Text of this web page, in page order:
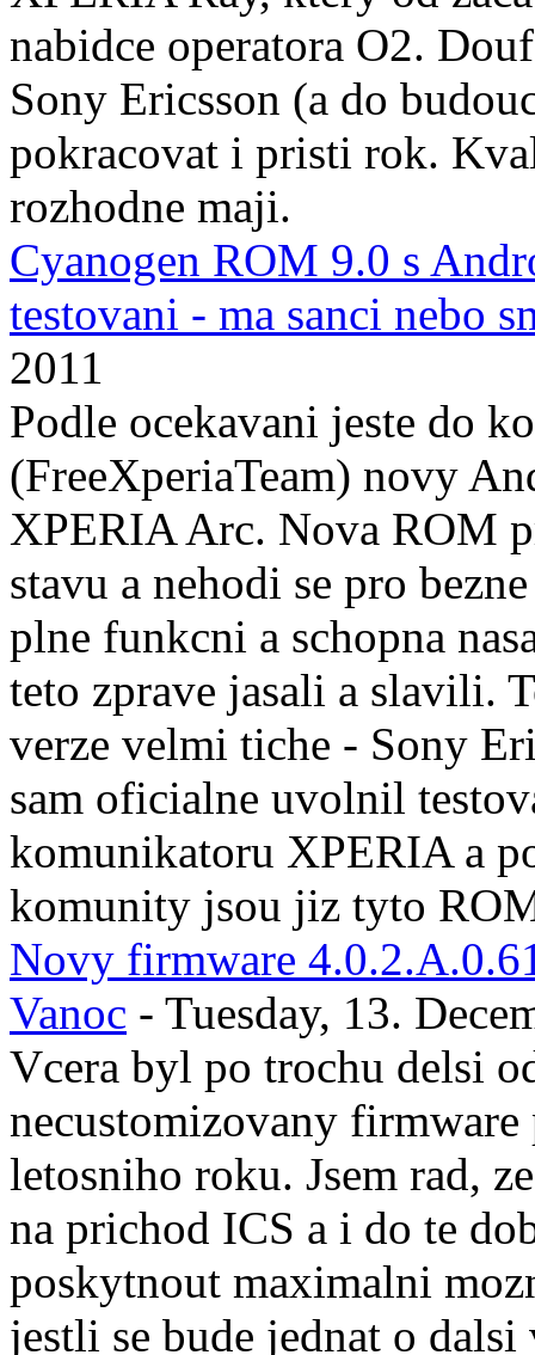
nabidce operatora O2.
Sony Ericsson (a do
pokracovat i pristi rok.
rozhodne maji.
Cyanogen ROM 9.0 s
testovani - ma sanci nebo
2011
Podle ocekavani jeste do
(FreeXperiaTeam) novy
XPERIA Arc. Nova ROM
stavu a nehodi se pro
plne funkcni a schopna
teto zprave jasali a slavili.
verze velmi tiche - Sony
sam oficialne uvolnil
komunikatoru XPERIA a
komunity jsou jiz tyto
Novy firmware
Vanoc - Tuesday, 13.
Vcera byl po trochu delsi
necustomizovany
letosniho roku. Jsem rad,
na prichod ICS a i do te
poskytnout maximalni
jestli se bude jednat o